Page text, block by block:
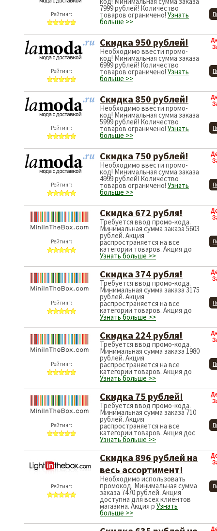
Рейтинг:
7999 рублей! Количество
товаров ограничено! Узнать
больше >>
Рейтинг:
Скидка 950 рублей!
Необходимо ввести промо-
код! Минимальная сумма заказа
6999 рублей! Количество
товаров ограничено! Узнать
больше >>
Рейтинг:
Скидка 850 рублей!
Необходимо ввести промо-
код! Минимальная сумма заказа
5999 рублей! Количество
товаров ограничено! Узнать
больше >>
Рейтинг:
Скидка 750 рублей!
Необходимо ввести промо-
код! Минимальная сумма заказа
4999 рублей! Количество
товаров ограничено! Узнать
больше >>
Рейтинг:
Скидка 672 рубля!
Требуется ввод промо-кода.
Минимальная сумма заказа 5603
рублей. Акция
распространяется на все
категории товаров. Акция до
Узнать больше >>
Рейтинг:
Скидка 374 рубля!
Требуется ввод промо-кода.
Минимальная сумма заказа 3175
рублей. Акция
распространяется на все
категории товаров. Акция до
Узнать больше >>
Рейтинг:
Скидка 224 рубля!
Требуется ввод промо-кода.
Минимальная сумма заказа 1980
рублей. Акция
распространяется на все
категории товаров. Акция до
Узнать больше >>
Рейтинг:
Скидка 75 рублей!
Требуется ввод промо-кода.
Минимальная сумма заказа 710
рублей. Акция
распространяется на все
категории товаров. Акция дос
Узнать больше >>
Рейтинг:
Скидка 896 рублей на
весь ассортимент!
Необходимо использовать
промокод. Минимальная сумма
заказа 7470 рублей. Акция
доступна для всех клиентов
магазина. Акция р Узнать
больше >>